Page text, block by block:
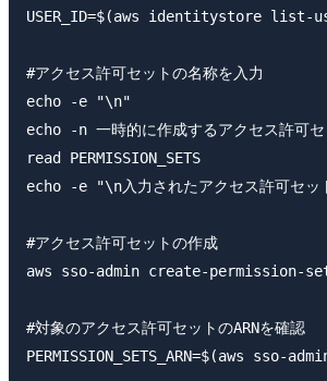
USER_ID=$(aws identitystore
#アクセス許可セットの名称を入力
echo -e "\n"
echo -n 一時的に作成するアクセス許可
read PERMISSION_SETS
echo -e "\n入力されたアクセス許可セッ
#アクセス許可セットの作成
aws sso-admin create-permission-set
#対象のアクセス許可セットのARNを確認
PERMISSION_SETS_ARN=$(aws